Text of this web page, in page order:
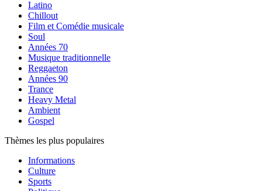
Latino
Chillout
Film et Comédie musicale
Soul
Années 70
Musique traditionnelle
Reggaeton
Années 90
Trance
Heavy Metal
Ambient
Gospel
Thèmes les plus populaires
Informations
Culture
Sports